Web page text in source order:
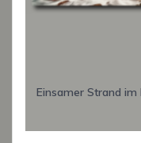
Einsamer Strand im